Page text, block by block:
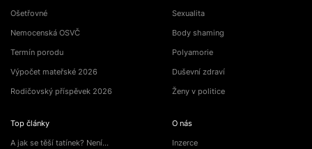
Ošetřovné
Nemocenská OSVČ
Termín porodu
Výpočet mateřské 2026
Rodičovský příspěvek 2026
Top články
A jak se těší tatínek? Není…
Sexualita
Body shaming
Polyamorie
Duševní zdraví
Ženy v politice
O nás
Inzerce